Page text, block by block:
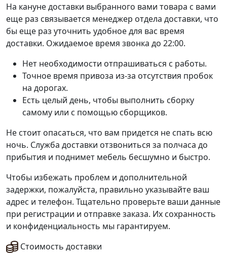
На кануне доставки выбранного вами товара с вами
еще раз связывается менеджер отдела доставки, что
бы еще раз уточнить удобное для вас время
доставки. Ожидаемое время звонка до 22:00.
Нет необходимости отпрашиваться с работы.
Точное время привоза из-за отсутствия пробок
на дорогах.
Есть целый день, чтобы выполнить сборку
самому или с помощью сборщиков.
Не стоит опасаться, что вам придется не спать всю
ночь. Служба доставки отзвониться за полчаса до
прибытия и поднимет мебель бесшумно и быстро.
Чтобы избежать проблем и дополнительной
задержки, пожалуйста, правильно указывайте ваш
адрес и телефон. Тщательно проверьте ваши данные
при регистрации и отправке заказа. Их сохранность
и конфиденциальность мы гарантируем.
Стоимость доставки